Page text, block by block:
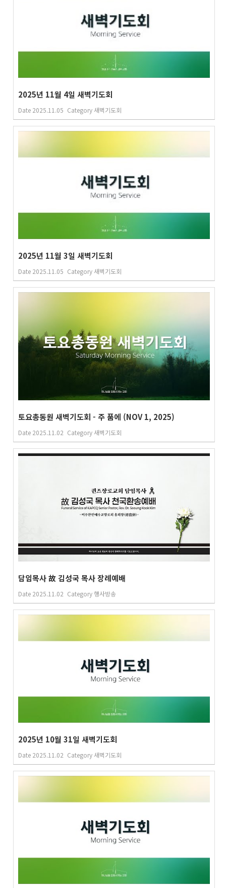
2025년 11월 4일 새벽기도회
Date 2025.11.05 Category새벽기도회
2025년 11월 3일 새벽기도회
Date 2025.11.05 Category새벽기도회
토요총동원 새벽기도회 - 주 품에 (NOV 1, 2025)
Date 2025.11.02 Category새벽기도회
담임목사 故 김성국 목사 장례예배
Date 2025.11.02 Category행사방송
2025년 10월 31일 새벽기도회
Date 2025.11.02 Category새벽기도회